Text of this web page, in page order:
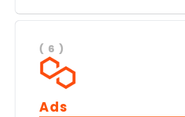
( 6 )
Ads